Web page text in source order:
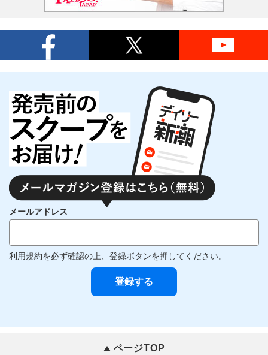
メールアドレス
利用規約を必ず確認の上、登録ボタンを押してください。
ページTOP